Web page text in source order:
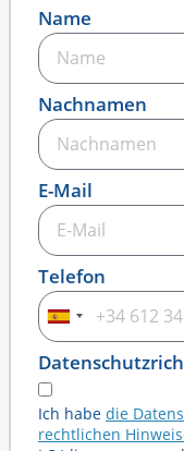
Name
Nachnamen
E-Mail
Telefon
Spanien
+34
Ich habe die
rechtlichen